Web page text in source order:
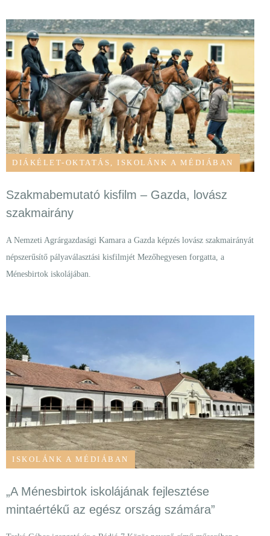
DIÁKÉLET-OKTATÁS , ISKOLÁNK A MÉDIÁBAN
Szakmabemutató kisfilm – Gazda, lovász
szakmairány
A Nemzeti Agrárgazdasági Kamara a Gazda képzés lovász szakmairányát
népszerűsítő pályaválasztási kisfilmjét Mezőhegyesen forgatta, a
Ménesbirtok iskolájában.
ISKOLÁNK A MÉDIÁBAN
„A Ménesbirtok iskolájának fejlesztése
mintaértékű az egész ország számára”